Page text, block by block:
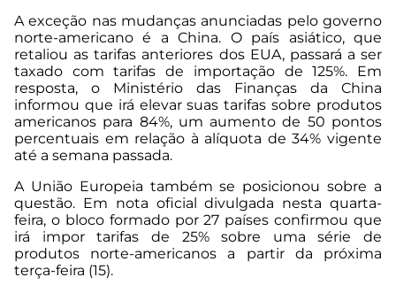
A exceção nas mudanças anunciadas pelo governo
norte-americano é a China. O país asiático, que
retaliou as tarifas anteriores dos EUA, passará a ser
taxado com tarifas de importação de 125%. Em
resposta, o Ministério das Finanças da China
informou que irá elevar suas tarifas sobre produtos
americanos para 84%, um aumento de 50 pontos
percentuais em relação à alíquota de 34% vigente
até a semana passada.
A União Europeia também se posicionou sobre a
questão. Em nota oficial divulgada nesta quarta-
feira, o bloco formado por 27 países confirmou que
irá impor tarifas de 25% sobre uma série de
produtos norte-americanos a partir da próxima
terça-feira (15).